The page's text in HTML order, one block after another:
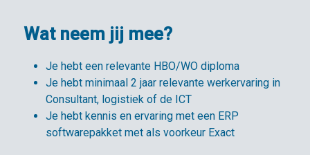
Wat neem jij mee?
Je hebt een relevante HBO/WO diploma
Je hebt minimaal 2 jaar relevante werkervaring in
Consultant, logistiek of de ICT
Je hebt kennis en ervaring met een ERP
softwarepakket met als voorkeur Exact